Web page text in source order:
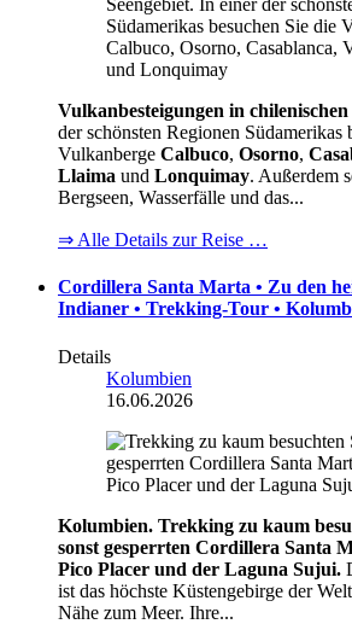
Vulkanbesteigungen in chilenischen
der schönsten Regionen Südamerikas
Vulkanberge Calbuco, Osorno,
Llaima und Lonquimay. Außerdem
Bergseen, Wasserfälle und das...
⇒ Alle Details zur Reise …
Cordillera Santa Marta • Zu den
Indianer • Trekking-Tour •
Details
Kolumbien
16.06.2026
Kolumbien. Trekking zu kaum
sonst gesperrten Cordillera Santa
Pico Placer und der Laguna Sujui.
ist das höchste Küstengebirge der
Nähe zum Meer. Ihre...